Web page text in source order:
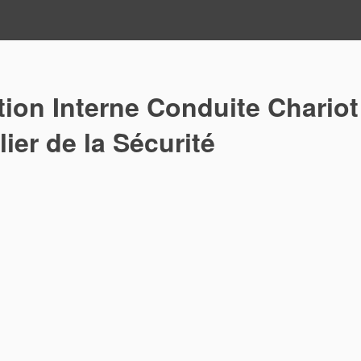
Interne Conduite Chariot
de la Sécurité